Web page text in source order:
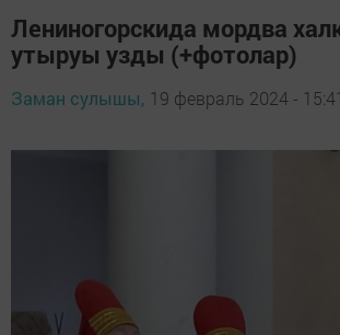
Лениногорскида мордва
утыруы узды (+фотолар)
Заман сулышы, 19 февраль 2024 - 15:41